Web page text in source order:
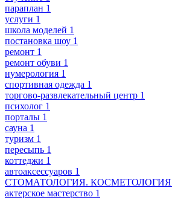
параплан 1
услуги 1
школа моделей 1
постановка шоу 1
ремонт 1
ремонт обуви 1
нумерология 1
спортивная одежда 1
торгово-развлекательный центр 1
психолог 1
порталы 1
сауна 1
туризм 1
пересыпь 1
коттеджи 1
автоаксессуаров 1
СТОМАТОЛОГИЯ. КОСМЕТОЛОГИЯ
актерское мастерство 1